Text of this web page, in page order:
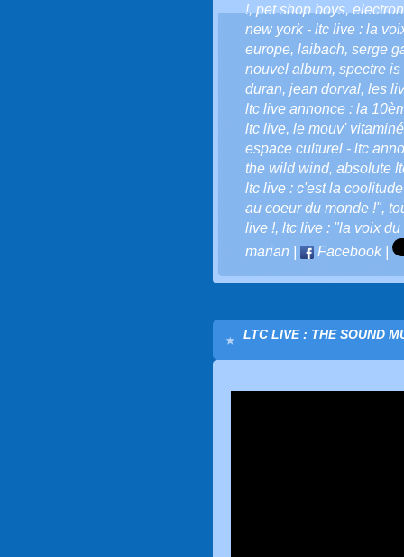
!,pet shop boys,
new york - ltc live : la
europe, laibach, serge
nouvel album, spectre
duran, jean dorval, les
ltc live annonce : la
ltc live, le mouv'
espace culturel - ltc
the wild wind, absolute
ltc live : c'est la
au coeur du monde !",
live !, ltc live : "la voix
marian
Facebook|
LTC LIVE : THE SOUND